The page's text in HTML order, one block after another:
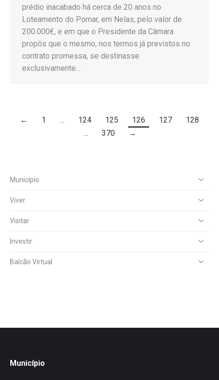
prédio inacabado há cerca de 20 anos no
Loteamento do Pomar, em Nelas, pelo valor de
200.000€, e em que o Presidente da Câmara
propôs que o mesmo, nos termos já previstos no
contrato promessa, se destinasse
exclusivamente…
← 1 … 124 125 126 127
128
…
370 →
Município
Viver
Visitar
Investir
Balcão Virtual
Município